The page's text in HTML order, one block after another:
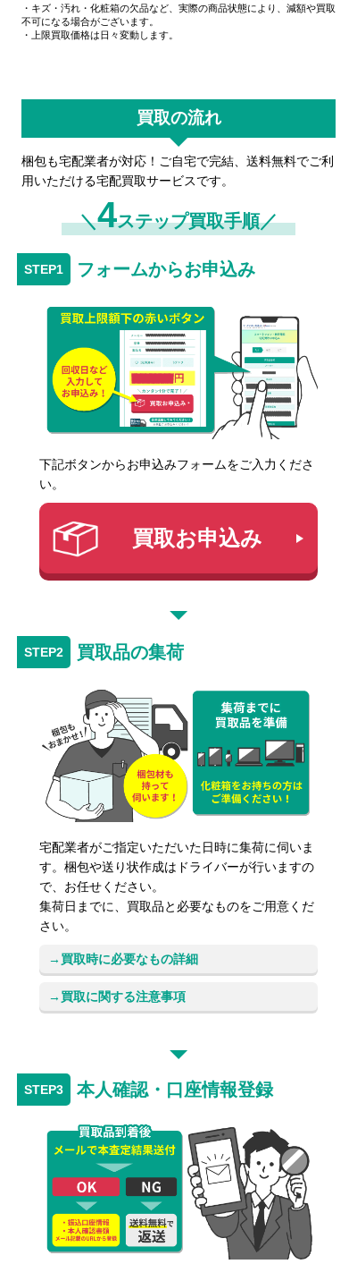
・キズ・汚れ・化粧箱の欠品など、実際の商品状態により、減額や買取
不可になる場合がございます。
・上限買取価格は日々変動します。
買取の流れ
梱包も宅配業者が対応！ご自宅で完結、送料無料でご利
用いただける宅配買取サービスです。
＼4ステップ買取手順／
フォームからお申込み
下記ボタンからお申込みフォームをご入力くださ
い。
買取お申込み
買取品の集荷
宅配業者がご指定いただいた日時に集荷に伺いま
す。梱包や送り状作成はドライバーが行いますの
で、お任せください。
集荷日までに、買取品と必要なものをご用意くだ
さい。
買取時に必要なもの詳細
買取に関する注意事項
本人確認・口座情報登録